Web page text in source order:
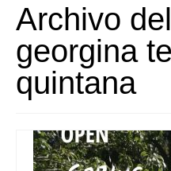
Programa de residencia
CRUCERO
Quedate con nosotras
Archivo
Contacto
Archivo
georgina
quintana